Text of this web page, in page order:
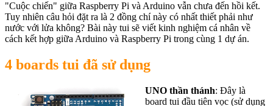
"Cuộc chiến" giữa Raspberry Pi và Arduino vẫn chưa đến hồi kết.
Tuy nhiên câu hỏi đặt ra là 2 đồng chí này có nhất thiết phải như
nước với lửa không? Bài này tui sẽ viết kinh nghiệm cá nhân về
cách kết hợp giữa Arduino và Raspberry Pi trong cùng 1 dự án.
4 boards tui đã sử dụng
UNO thần thánh: Đây là
board tui đầu tiên vọc (sử dụng